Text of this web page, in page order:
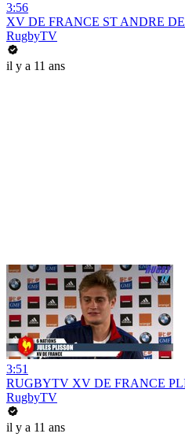
3:56
XV DE FRANCE ST ANDRE
RugbyTV
il y a 11 ans
3:51
RUGBYTV XV DE FRANCE
RugbyTV
il y a 11 ans